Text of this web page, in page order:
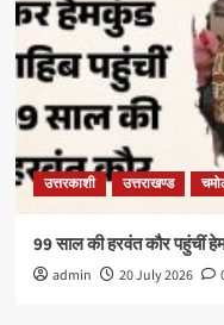
उत्तरकाशी उत्तराखण्ड
99 साल की हरवंत कौर पहुंचीं
admin 20 July 2026